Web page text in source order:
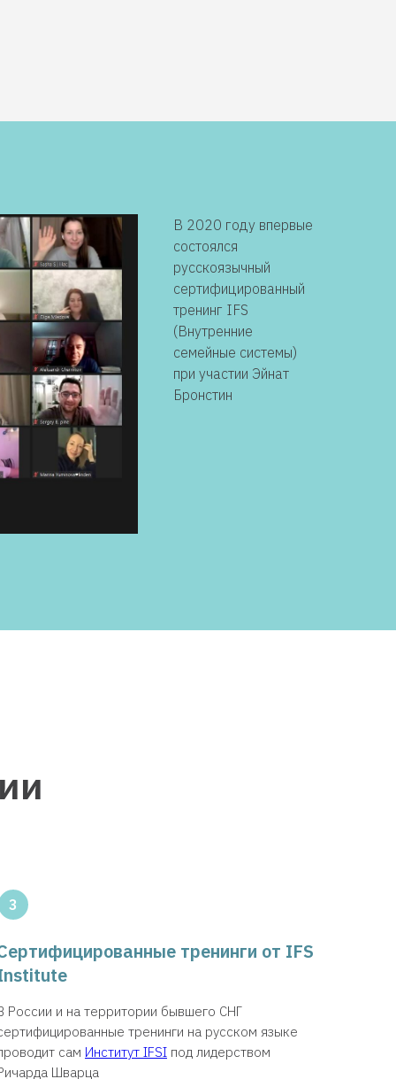
В 2020 году впервые
состоялся
русскоязычный
сертифицированный
тренинг IFS
(Внутренние
семейные системы)
при участии Эйнат
Бронстин
3
тренинги от IFS
России и на территории бывшего СНГ
тренинги на русском языке
сам Институт IFSI под лидерством
Шварца